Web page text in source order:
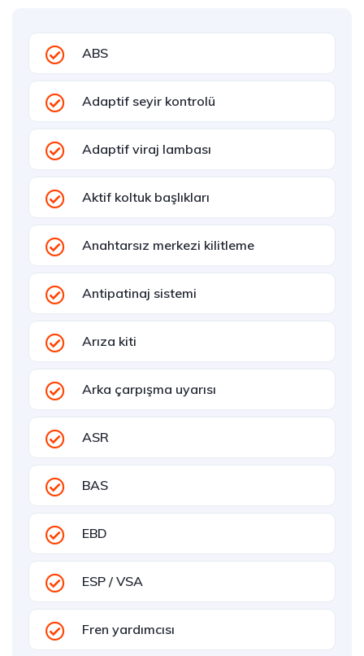
ABS
Adaptif seyir kontrolü
Adaptif viraj lambası
Aktif koltuk başlıkları
Anahtarsız merkezi kilitleme
Antipatinaj sistemi
Arıza kiti
Arka çarpışma uyarısı
ASR
BAS
EBD
ESP / VSA
Fren yardımcısı